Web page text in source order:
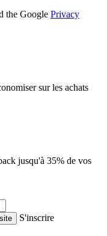
the Google Privacy
sur les achats
jusqu'à 35% de vos
S'inscrire